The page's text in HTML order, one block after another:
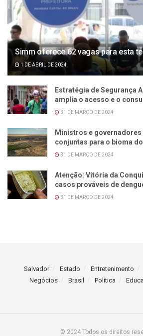
Simm oferece 62 vagas para esta
1 DE ABRIL DE 2024
Estratégia de Segurança
amplia o acesso e o
31 DE MARÇO DE 2024
Ministros e
conjuntas para o bioma
31 DE MARÇO DE 2024
Atenção: Vitória da
casos prováveis de
31 DE MARÇO DE 2024
Salvador Estado Entretenimento
Negócios
Brasil Política
© 2024 Todos os direitos